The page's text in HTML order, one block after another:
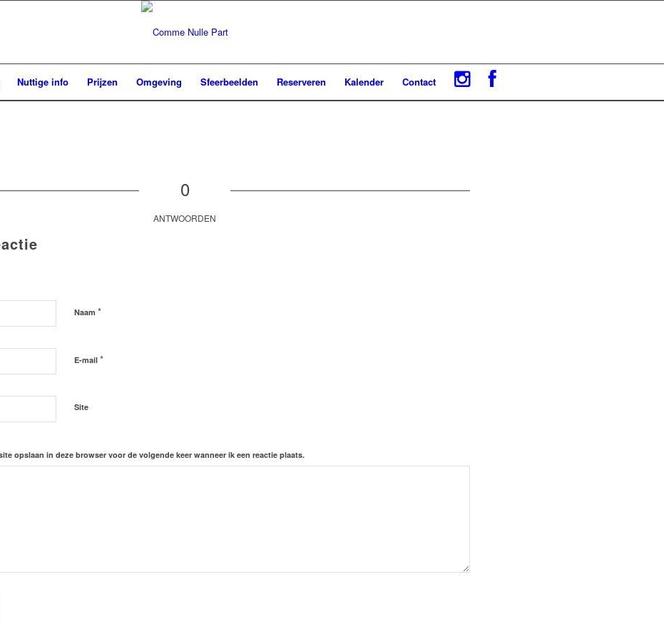
Nuttige info Prijzen Omgeving Sfeerbeelden Reserveren Kalender Contact
0
ANTWOORDEN
Naam *
E-mail *
Site
opslaan in deze browser voor de volgende keer wanneer ik een reactie plaats.